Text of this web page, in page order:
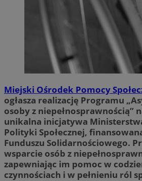
Miejski Ośrodek Pomocy
ogłasza realizację Programu
osoby z niepełnosprawnością”
unikalna inicjatywa
Polityki Społecznej,
Funduszu Solidarnościowego.
wsparcie osób z
zapewniając im pomoc w
czynnościach i w pełnieniu ról